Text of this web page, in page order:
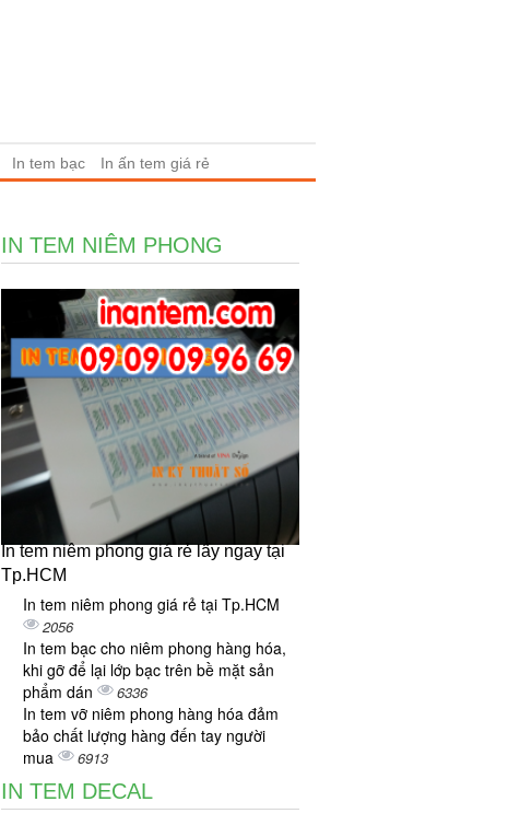
In tem bạc In ấn tem giá rẻ
IN TEM NIÊM PHONG
In tem niêm phong giá rẻ lấy ngay tại
Tp.HCM
In tem niêm phong giá rẻ tại Tp.HCM
2056
In tem bạc cho niêm phong hàng hóa,
khi gỡ để lại lớp bạc trên bề mặt sản
phẩm dán
6336
In tem vỡ niêm phong hàng hóa đảm
bảo chất lượng hàng đến tay người
mua
6913
IN TEM DECAL